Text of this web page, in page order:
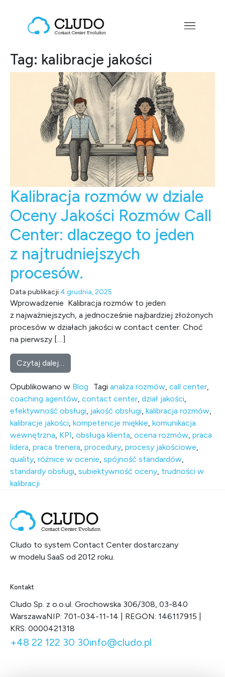
Main Navigation
Tag: kalibracje jakości
Kalibracja rozmów w dziale
Oceny Jakości Rozmów Call
Center: dlaczego to jeden
z najtrudniejszych
procesów.
Data publikacji 4 grudnia, 2025
Wprowadzenie Kalibracja rozmów to jeden
z najważniejszych, a jednocześnie najbardziej złożonych
procesów w działach jakości w contact center. Choć
na pierwszy […]
Czytaj dalej…
Opublikowano w Blog Tagi analiza rozmów, call center,
coaching agentów, contact center, dział jakości,
efektywność obsługi, jakość obsługi, kalibracja rozmów,
kalibracje jakości, kompetencje miękkie, komunikacja
wewnętrzna, KPI, obsługa klienta, ocena rozmów, praca
lidera, praca trenera, procedury, procesy jakościowe,
quality, różnice w ocenie, spójność standardów,
standardy obsługi, subiektywność oceny, trudności w
kalibracji
Cludo to system Contact Center dostarczany
w modelu SaaS od 2012 roku.
Kontakt
Cludo Sp. z o.o. ul. Grochowska 306/308, 03-840
WarszawaNIP: 701-034-11-14 | REGON: 146117915 |
KRS: 0000421318
+48 22 122 30 30info@cludo.pl